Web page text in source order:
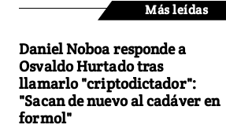
Más leídas
Daniel Noboa responde a
Osvaldo Hurtado tras
llamarlo "criptodictador":
"Sacan de nuevo al cadáver en
formol"